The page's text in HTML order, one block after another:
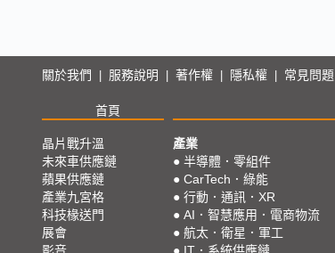
關於我們 服務說明 著作權 隱私權 常見問題
首頁
晶片戰升溫
未來車供應鏈
蘋果供應鏈
產業九宮格
科技椽送門
展會
產業
● 半導體．零組件
● CarTech．綠能
● 行動．通訊．XR
● AI．智慧應用．電商物流
● 航太．衛星．軍工